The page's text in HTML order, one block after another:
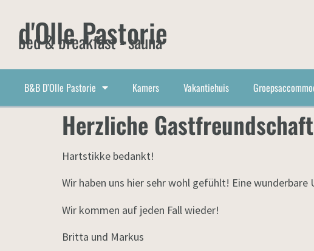
d'Olle Pastorie
bed & breakfast - sauna
B&B D’Olle Pastorie Kamers Vakantiehuis
Herzliche Gastfreundschaft
Hartstikke bedankt!
Wir haben uns hier sehr wohl gefühlt! Eine
Wir kommen auf jeden Fall wieder!
Britta und Markus